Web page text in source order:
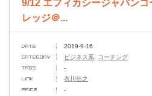
9/12 エフィカシージャパン
レッジ＠...
2019-9-16
ビジネス系
コーチング
-
衣川信之
-